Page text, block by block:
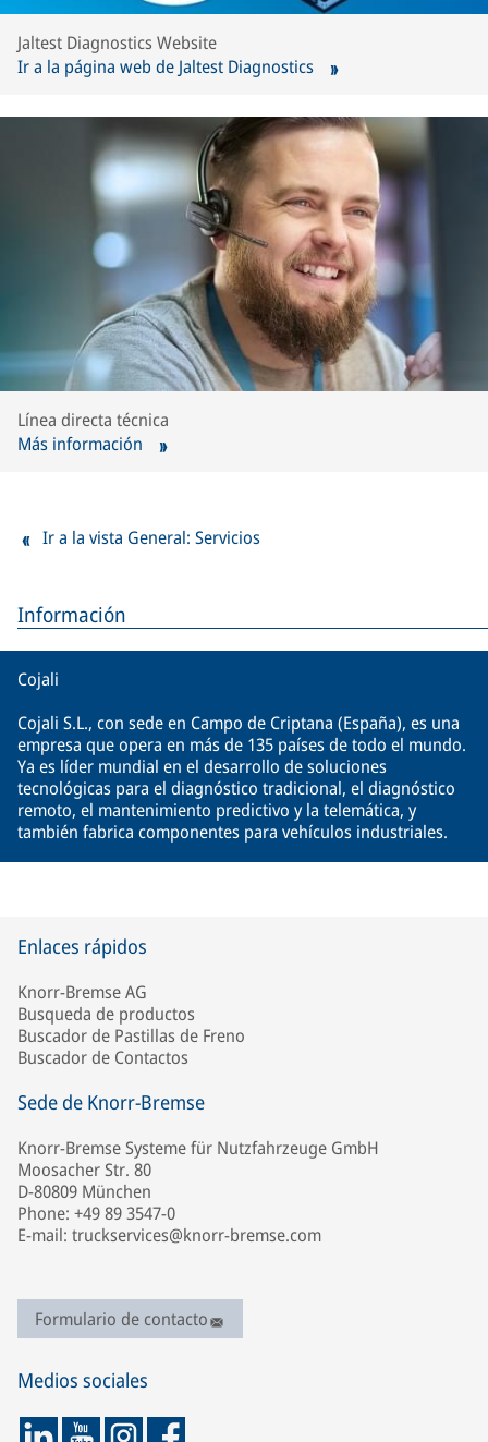
Información
Cojali
Cojali S.L., con sede en Campo de Criptana (España), es una
empresa que opera en más de 135 países de todo el mundo.
Ya es líder mundial en el desarrollo de soluciones
tecnológicas para el diagnóstico tradicional, el diagnóstico
remoto, el mantenimiento predictivo y la telemática, y
también fabrica componentes para vehículos industriales.
Jaltest Diagnostics Website
Ir a la página web de Jaltest Diagnostics
Línea directa técnica
Más información
Ir a la vista General: Servicios
Enlaces rápidos
Knorr-Bremse AG
Busqueda de productos
Buscador de Pastillas de Freno
Buscador de Contactos
Sede de Knorr-Bremse
Knorr-Bremse Systeme für Nutzfahrzeuge GmbH
Moosacher Str. 80
D-80809 München
Phone: +49 89 3547-0
E-mail: truckservices@knorr-bremse.com
Formulario de contacto
Medios sociales